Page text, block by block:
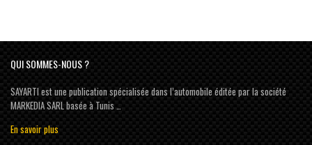
QUI SOMMES-NOUS ?
SAYARTI est une publication spécialisée dans l’automobile éditée par la société
MARKEDIA SARL basée à Tunis …
En savoir plus